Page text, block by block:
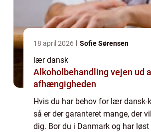
18 april 2026 Sofie Sørensen
lær dansk
Alkoholbehandling vejen ud af
afhængigheden
Hvis du har behov for lær dansk-
så er der garanteret mange, der
dig. Bor du i Danmark og har